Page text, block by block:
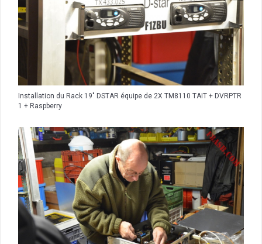
Installation du Rack 19″ DSTAR équipe de 2X TM8110 TAIT + DVRPTR
1 + Raspberry